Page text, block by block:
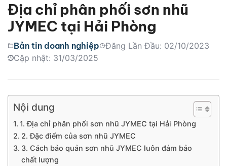
Địa chỉ phân phối sơn nhũ
JYMEC tại Hải Phòng
Bản tin doanh nghiệp
Đăng Lần Đầu: 02/10/2023
Cập nhật: 31/03/2025
Nội dung
1. Địa chỉ phân phối sơn nhũ JYMEC tại Hải Phòng
2. Đặc điểm của sơn nhũ JYMEC
3. Cách bảo quản sơn nhũ JYMEC luôn đảm bảo
chất lượng